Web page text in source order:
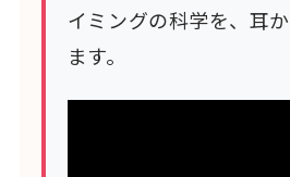
イミングの科学を、耳
ます。